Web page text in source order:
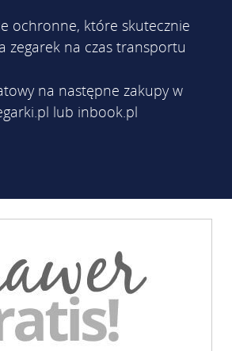
ochronne, które skutecznie
zegarek na czas transportu
na następne zakupy w
lub inbook.pl